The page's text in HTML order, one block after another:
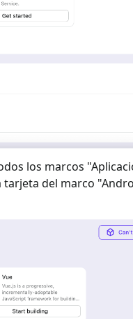
los marcos "
tarjeta del marco "